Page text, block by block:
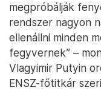
megpróbálják
rendszer nagyon
ellenállni minden
fegyvernek” –
Vlagyimir Putyin
ENSZ-főtitkár